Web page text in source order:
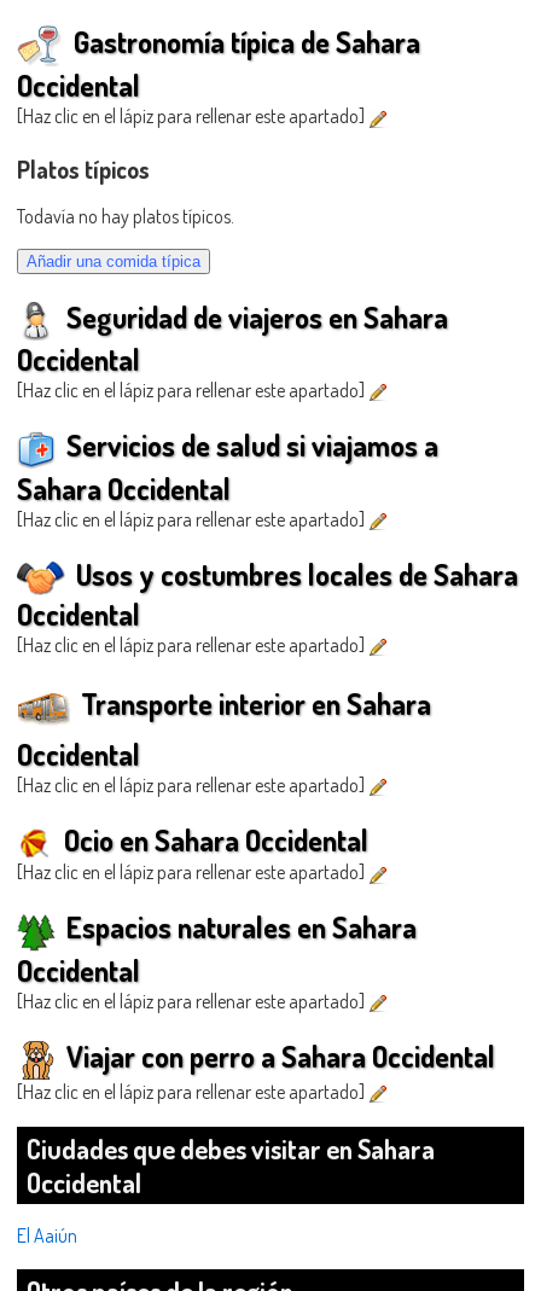
Gastronomía típica de Sahara
Occidental
[Haz clic en el lápiz para rellenar este apartado]
Platos típicos
Todavía no hay platos típicos.
Seguridad de viajeros en Sahara
Occidental
[Haz clic en el lápiz para rellenar este apartado]
Servicios de salud si viajamos a
Sahara Occidental
[Haz clic en el lápiz para rellenar este apartado]
Usos y costumbres locales de Sahara
Occidental
[Haz clic en el lápiz para rellenar este apartado]
Transporte interior en Sahara
Occidental
[Haz clic en el lápiz para rellenar este apartado]
Ocio en Sahara Occidental
[Haz clic en el lápiz para rellenar este apartado]
Espacios naturales en Sahara
Occidental
[Haz clic en el lápiz para rellenar este apartado]
Viajar con perro a Sahara Occidental
[Haz clic en el lápiz para rellenar este apartado]
Ciudades que debes visitar en Sahara
Occidental
El Aaiún